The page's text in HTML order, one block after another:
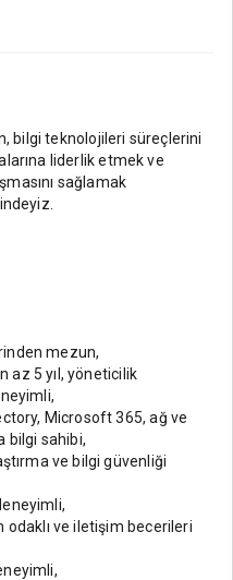
bilgi teknolojileri süreçlerini
liderlik etmek ve
sağlamak
mezun,
az 5 yıl, yöneticilik
Microsoft 365, ağ ve
bilgi sahibi,
ve bilgi güvenliği
ve iletişim becerileri